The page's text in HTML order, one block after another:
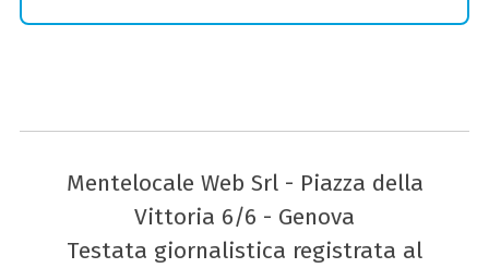
Mentelocale Web Srl - Piazza della
Vittoria 6/6 - Genova
Testata giornalistica registrata al